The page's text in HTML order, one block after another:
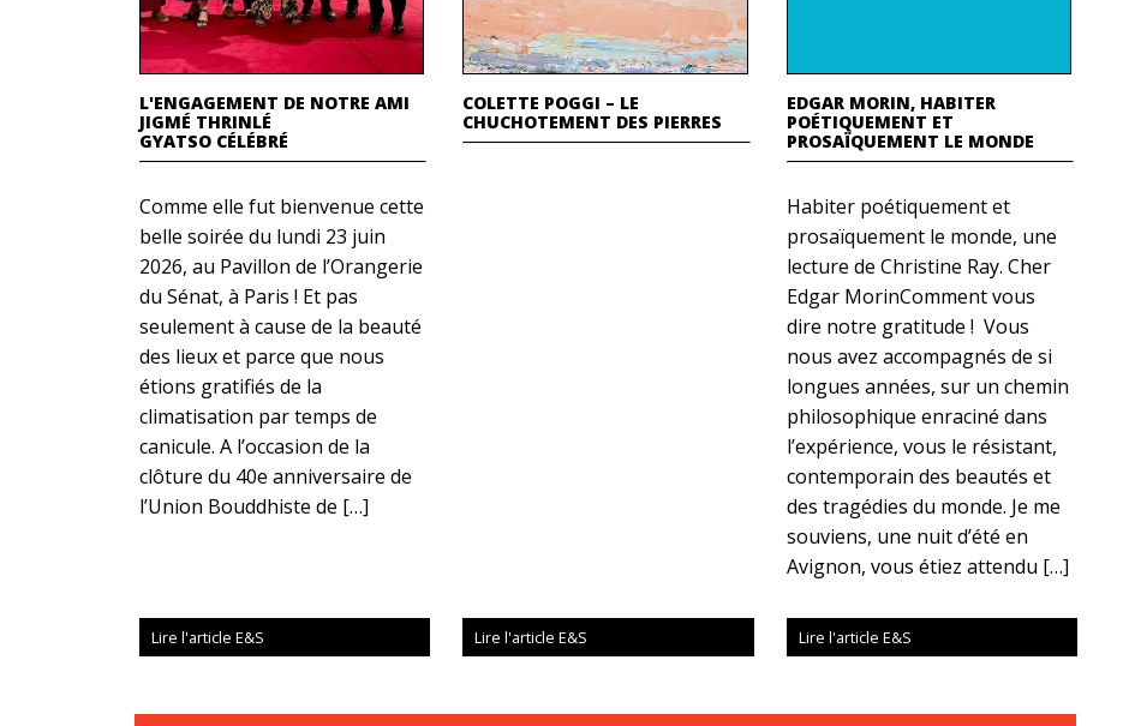
L'ENGAGEMENT DE NOTRE AMI
JIGMÉ THRINLÉ
GYATSO CÉLÉBRÉ
Comme elle fut bienvenue cette
belle soirée du lundi 23 juin
2026, au Pavillon de l’Orangerie
du Sénat, à Paris ! Et pas
seulement à cause de la beauté
des lieux et parce que nous
étions gratifiés de la
climatisation par temps de
canicule. A l’occasion de la
clôture du 40e anniversaire de
l’Union Bouddhiste de […]
Lire l'article E&S
COLETTE POGGI – LE
CHUCHOTEMENT DES PIERRES
Lire l'article E&S
EDGAR MORIN, HABITER
POÉTIQUEMENT ET
PROSAÏQUEMENT LE MONDE
Habiter poétiquement et
prosaïquement le monde, une
lecture de Christine Ray. Cher
Edgar MorinComment vous
dire notre gratitude ! Vous
nous avez accompagnés de si
longues années, sur un chemin
philosophique enraciné dans
l’expérience, vous le résistant,
contemporain des beautés et
des tragédies du monde. Je me
souviens, une nuit d’été en
Avignon, vous étiez attendu […]
Lire l'article E&S